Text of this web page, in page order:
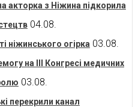
акторка з Ніжина підкорила
04.08.
ніжинського огірка 03.08.
на ІІІ Конгресі медичних
03.08.
перекрили канал